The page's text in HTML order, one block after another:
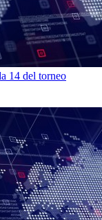
14 del torneo